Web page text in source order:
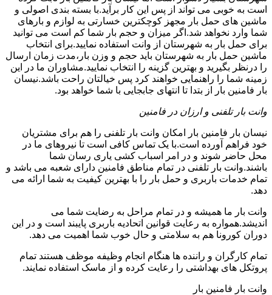
است به خوبی می تواند از پس این کار برآید.با بسته بندی اصولی و
ماشین های حمل بار مجهز کوچکترین خسارتی به لوازم و بارهای
شما وارد نخواهد شد.اگر میزان و حجم بار شما کم است می توانید
برای حمل بار به شهرستان از وانت استفاده نمایید.برای انتخاب
ماشین حمل بار به شهرستان باید حجم و وزن بار،مدت زمان ارسال
را درنظر بگیرید و بهترین گزینه را انتخاب نمایید.مشاوران ما در این
زمینه شما را راهنمایی خواهند کرد پس خیالتان راحت باشد.نیسان
بار فامنین بار از بتدا تا انتهای جابجایی با شما خواهد بود.
وانت بار تلفنی و ارزان در فامنین
نیسان بار فامنین بار امکان وانت بار تلفنی را هم برای مشتریان
خود فراهم آورده است.با یک تماس کافی است تا نیروهای ما در
محل حاضر شوند و در امر اسباب کشی یاری رسان شما
باشند.وانت بار تلفنی در تمام مناطق فامنین دارای شعبه می باشد و
تمام خدمات باربری و حمل بار را با بهترین کیفیت به شما ارائه می
دهد.
وانت بار ما همیشه و در تمام مراحل به رضایت شما می
اندیشد.همواره به رعایت قوانین اتحادیه باربری پایبند است و در این
دوران کورونا هم به سلامتی و حال خوب شما اهمیت می دهد.
تمام کارگران و راننده ها هنگام انجام وظیفه موظف هستند تمام
پروتکل های بهداشتی را رعایت کرده و از ماسک استفاده نمایند.
وانت بار فامنین بار